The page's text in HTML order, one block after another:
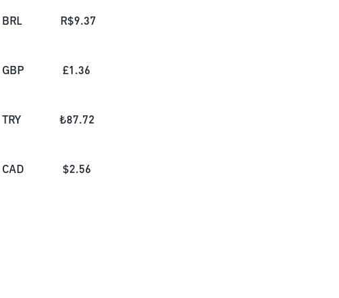
BRL R$9.37
GBP £1.36
TRY ₺87.72
CAD $2.56